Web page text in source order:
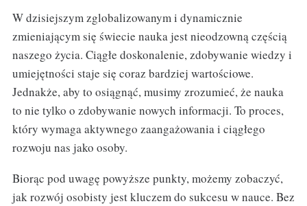
W dzisiejszym zglobalizowanym i dynamicznie
zmieniającym się świecie nauka jest nieodzowną częścią
naszego życia. Ciągłe doskonalenie, zdobywanie wiedzy i
umiejętności staje się coraz bardziej wartościowe.
Jednakże, aby to osiągnąć, musimy zrozumieć, że nauka
to nie tylko o zdobywanie nowych informacji. To proces,
który wymaga aktywnego zaangażowania i ciągłego
rozwoju nas jako osoby.
Biorąc pod uwagę powyższe punkty, możemy zobaczyć,
jak rozwój osobisty jest kluczem do sukcesu w nauce. Bez